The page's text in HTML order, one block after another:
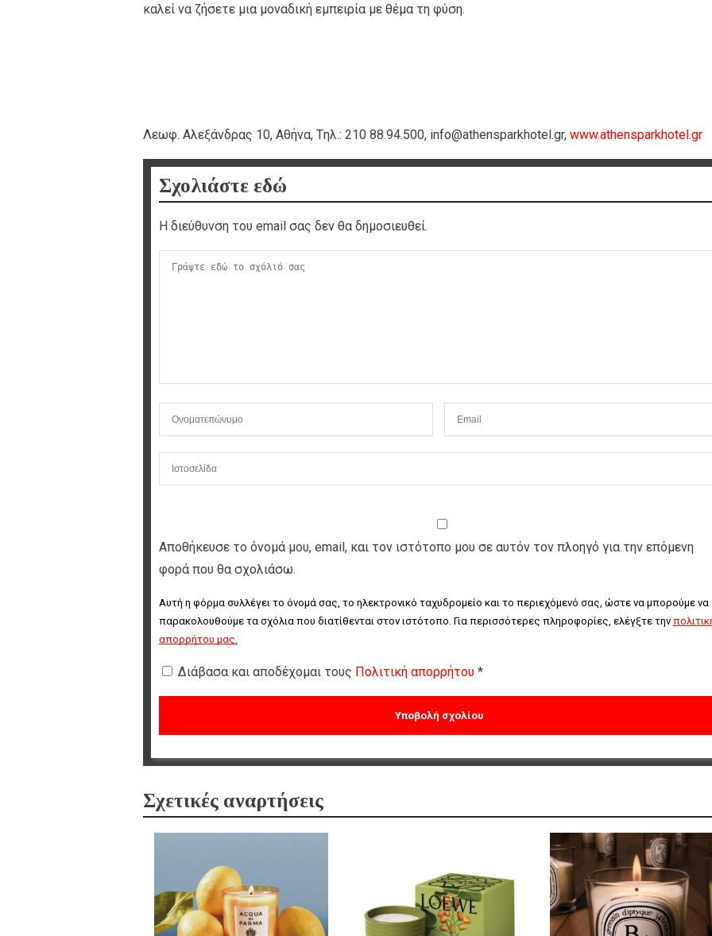
καλεί να ζήσετε μια μοναδική εμπειρία με θέμα τη φύση.
Λεωφ. Αλεξάνδρας 10, Αθήνα, Tηλ.: 210 88.94.500, info@athensparkhotel.gr, www.athensparkhotel.gr
Σχολιάστε εδώ
Η διεύθυνση του email σας δεν θα δημοσιευθεί.
Αποθήκευσε το όνομά μου, email, και τον ιστότοπο μου σε αυτόν τον πλοηγό για την επόμενη
φορά που θα σχολιάσω.
Αυτή η φόρμα συλλέγει το όνομά σας, το ηλεκτρονικό ταχυδρομείο και το περιεχόμενό σας, ώστε να μπορούμε να
παρακολουθούμε τα σχόλια που διατίθενται στον ιστότοπο. Για περισσότερες πληροφορίες, ελέγξτε την
απορρήτου μας.
Διάβασα και αποδέχομαι τους Πολιτική απορρήτου *
Σχετικές αναρτήσεις